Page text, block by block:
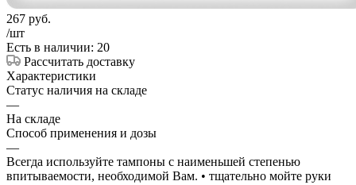
267 руб.
/шт
Есть в наличии: 20
Рассчитать доставку
Характеристики
Статус наличия на складе
—
На складе
Способ применения и дозы
—
Всегда используйте тампоны с наименьшей степенью
впитываемости, необходимой Вам. • тщательно мойте руки